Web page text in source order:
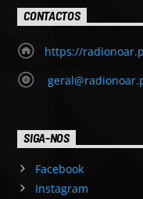
CONTACTOS
https://
SIGA-NOS
Facebook
Instagram